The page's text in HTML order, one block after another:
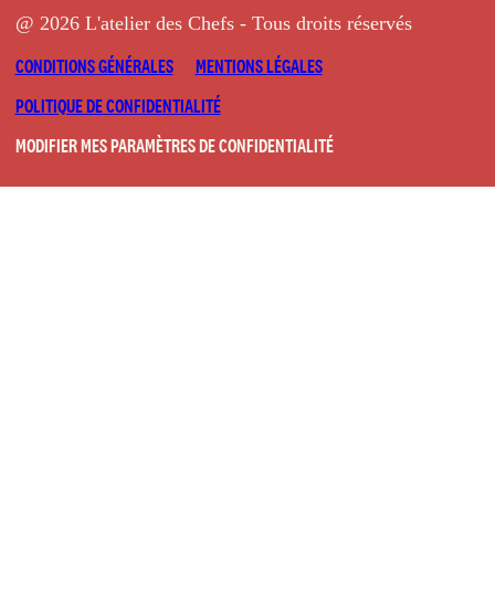
@ 2026 L'atelier des Chefs - Tous droits réservés
CONDITIONS GÉNÉRALES
MENTIONS LÉGALES
POLITIQUE DE CONFIDENTIALITÉ
MODIFIER MES PARAMÈTRES DE CONFIDENTIALITÉ